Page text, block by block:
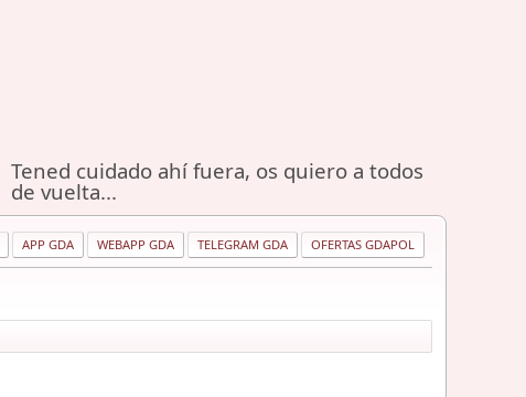
Tened cuidado ahí fuera, os quiero a todos
de vuelta...
APP GDA WEBAPP GDA TELEGRAM GDA OFERTAS GDAPOL